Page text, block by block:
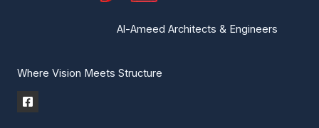
Al-Ameed Architects & Engineers
Where Vision Meets Structure